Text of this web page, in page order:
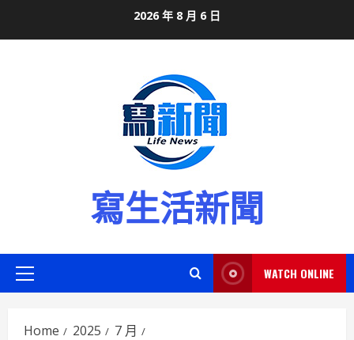
2026 年 8 月 6 日
寫生活新聞
Primary
WATCH ONLINE
Home 2025
7 月